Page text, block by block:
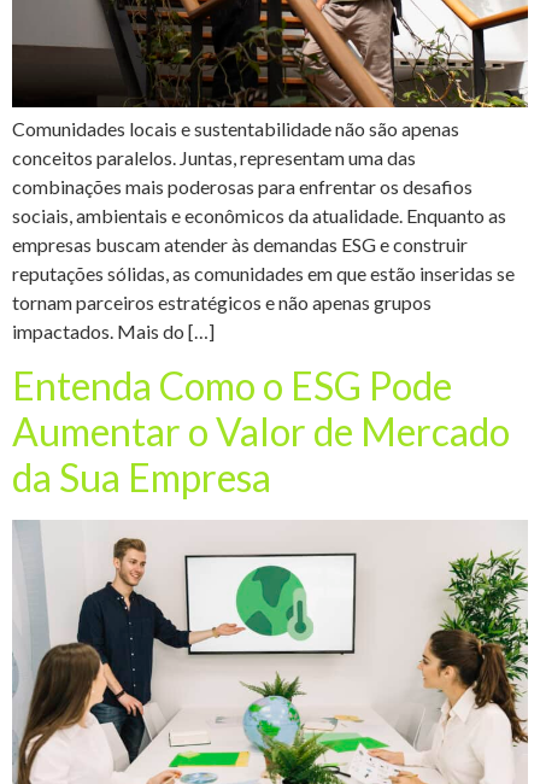
Comunidades locais e sustentabilidade não são apenas
conceitos paralelos. Juntas, representam uma das
combinações mais poderosas para enfrentar os desafios
sociais, ambientais e econômicos da atualidade. Enquanto as
empresas buscam atender às demandas ESG e construir
reputações sólidas, as comunidades em que estão inseridas se
tornam parceiros estratégicos e não apenas grupos
impactados. Mais do […]
Entenda Como o ESG Pode
Aumentar o Valor de Mercado
da Sua Empresa